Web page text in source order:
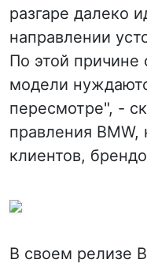
разгаре далеко
направлении
По этой
модели
пересмотре", -
правления
клиентов,
В своем релизе